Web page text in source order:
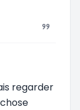
regarder